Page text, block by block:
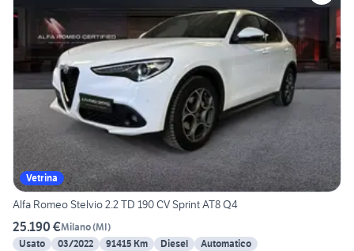
Vetrina
Alfa Romeo Stelvio 2.2 TD 190 CV Sprint AT8 Q4
25.190 €Milano(MI)
Usato
03/2022 91415 Km Diesel
Automatico